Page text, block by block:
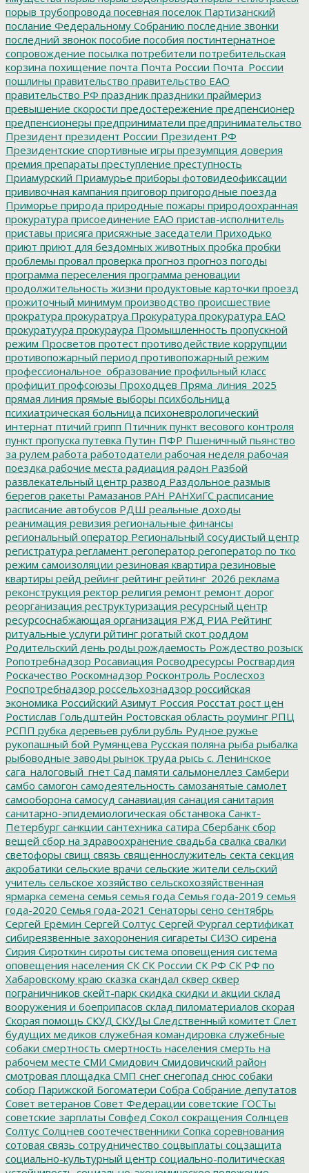
порыв трубопровода посевная поселок Партизанский
послание Федеральному Собранию последние звонки
последний звонок пособие пособия постинтернатное
сопровождение посылка потребители потребительская
корзина похищение почта Почта России Почта_России
пошлины правительство правительство ЕАО
правительство РФ праздник праздники праймериз
превышение скорости предостережение предпенсионер
предпенсионеры предприниматели предпринимательство
Президент президент России Президент РФ
Президентские спортивные игры презумпция доверия
премия препараты преступление преступность
Приамурский Приамурье приборы фотовидеофиксации
прививочная кампания приговор пригородные поезда
Приморье природа природные пожары природоохранная
прокуратура присоединение ЕАО пристав-исполнитель
приставы присяга присяжные заседатели Приходько
приют приют для бездомных животных пробка пробки
проблемы провал проверка прогноз прогноз погоды
программа переселения программа реновации
продолжительность жизни продуктовые карточки проезд
прожиточный минимум производство происшествие
прократура прокуратруа Прокуратура прокуратура ЕАО
прокуратуура прокураура Промышленность пропускной
режим Просветов протест противодействие коррупции
противопожарный период противопожарный режим
профессиональное_образование профильный класс
профицит профсоюзы Проходцев Пряма_линия_2025
прямая линия прямые выборы психбольница
психиатрическая больница психоневрологический
интернат птичий грипп Птичник пункт весового контроля
пункт пропуска путевка Путин ПФР Пшеничный пьянство
за рулем работа работодатели рабочая неделя рабочая
поездка рабочие места радиация радон Разбой
развлекательный центр развод Раздольное размыв
берегов ракеты Рамазанов РАН РАНХиГС расписание
расписание автобусов РДШ реальные доходы
реанимация ревизия региональные финансы
региональный оператор Региональный сосудистый центр
регистратура регламент регоператор регоператор по тко
режим самоизоляции резиновая квартира резиновые
квартиры рейд рейинг рейтинг рейтинг_2026 реклама
реконструкция ректор религия ремонт ремонт дорог
реорганизация реструктуризация ресурсный центр
ресурсоснабжающая организация РЖД РИА Рейтинг
ритуальные услуги рйтинг рогатый скот роддом
Родительский день роды рождаемость Рождество розыск
Ропотребнадзор Росавиация Росводресурсы Росгвардия
Роскачество Роскомнадзор Росконтроль Рослесхоз
Роспотребнадзор россельхознадзор российская
экономика Российский Азимут Россия Росстат рост цен
Ростислав Гольдштейн Ростовская область роуминг РПЦ
РСПП рубка деревьев рубли рубль Рудное ружье
рукопашный бой Румянцева Русская поляна рыба рыбалка
рыбоводные заводы рынок труда рысь с. Ленинское
сага_налоговый_гнет Сад памяти сальмонеллез Самбери
самбо самогон самодеятельность самозанятые самолет
самооборона самосуд санавиация санация санитария
санитарно-эпидемиологическая обстанвока Санкт-
Петербург санкции сантехника сатира Сбербанк сбор
вещей сбор на здравоохранение свадьба свалка свалки
светофоры свищ связь священнослужитель секта секция
акробатики сельские врачи сельские жители сельский
учитель сельское хозяйство сельскохозяйственная
ярмарка семена семья семья года Семья года-2019 семья
года-2020 Семья года-2021 Сенаторы сено сентябрь
Сергей Ерёмин Сергей Солтус Сергей Фургал сертификат
сибиреязвенные захоронения сигареты СИЗО сирена
Сирия Сироткин сироты система оповещения система
оповещения населения СК СК России СК РФ СК РФ по
Хабаровскому краю сказка скандал сквер сквер
пограничников скейт-парк скидка скидки и акции склад
вооружения и боеприпасов склад пиломатериалов скорая
Скорая помощь СКУД СКУДы Следственный комитет Слет
будущих медиков служебная командировка служебные
собаки смертность смертность населения смерть на
рабочем месте СМИ Смидович Смидовичский район
смотровая площадка СМП снег снегопад снюс собаки
собор Парижской Богоматери Собра Собрание депутатов
Совет ветеранов Совет Федерации советские ГОСТы
советские зарплаты Совфед Сокол сокращения Солнцев
Солтус Солцнев соотечественники Сопка соревнования
сотовая связь сотрудничество соцвыплаты соцзащита
социально-культурный центр социально-политическая